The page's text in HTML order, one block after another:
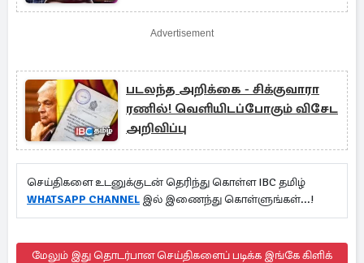
Advertisement
படலந்த அறிக்கை - சிக்குவாரா
ரணில்! வெளியிடப்போகும் விசேட
அறிவிப்பு
செய்திகளை உடனுக்குடன் தெரிந்து கொள்ள IBC தமிழ்
WHATSAPP CHANNEL இல் இணைந்து கொள்ளுங்கள்...!
மேலும் இது தொடர்பான செய்திகளைப் படிக்க இங்கே கிளிக்